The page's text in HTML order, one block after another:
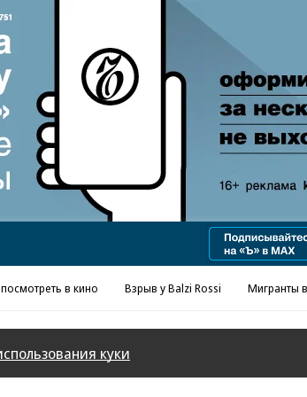
Реклама в «Ъ» www.kommersant.ru/ad
в кино Взрыв у Balzi Rossi Мигранты
куки